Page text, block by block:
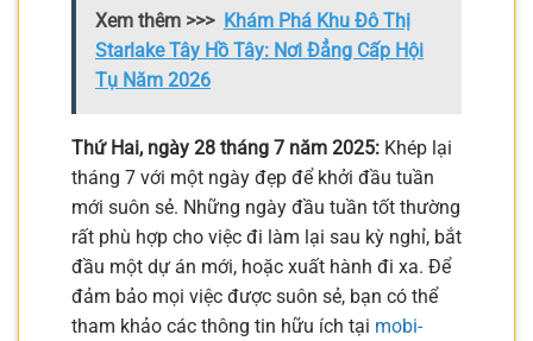
Xem thêm >>> Khám Phá Khu Đô Thị
Starlake Tây Hồ Tây: Nơi Đẳng Cấp Hội
Tụ Năm 2026
Thứ Hai, ngày 28 tháng 7 năm 2025: Khép lại
tháng 7 với một ngày đẹp để khởi đầu tuần
mới suôn sẻ. Những ngày đầu tuần tốt thường
rất phù hợp cho việc đi làm lại sau kỳ nghỉ, bắt
đầu một dự án mới, hoặc xuất hành đi xa. Để
đảm bảo mọi việc được suôn sẻ, bạn có thể
tham khảo các thông tin hữu ích tại mobi-